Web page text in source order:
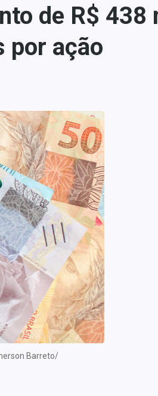
de R$ 438
por ação
Barreto/